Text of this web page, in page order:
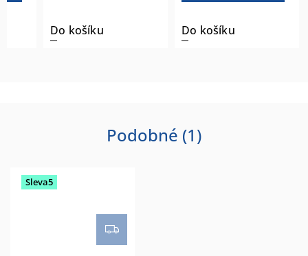
Do košíku Do košíku
Podobné (1)
Sleva5